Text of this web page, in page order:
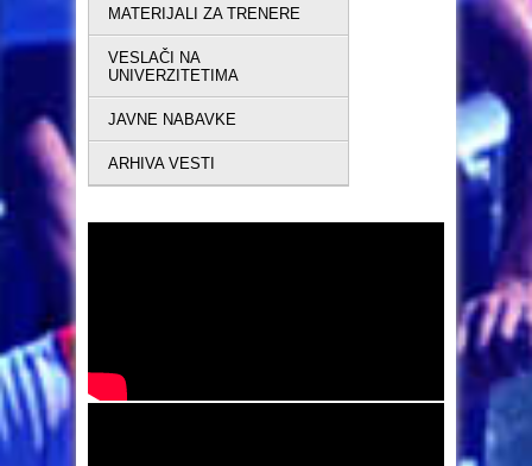
MATERIJALI ZA TRENERE
VESLAČI NA
UNIVERZITETIMA
JAVNE NABAVKE
ARHIVA VESTI